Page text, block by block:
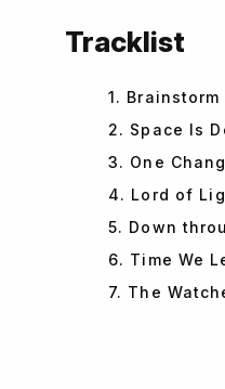
Tracklist
1. Brainstorm
2. Space Is
3. One
4. Lord of
5. Down
6. Time We
7. The